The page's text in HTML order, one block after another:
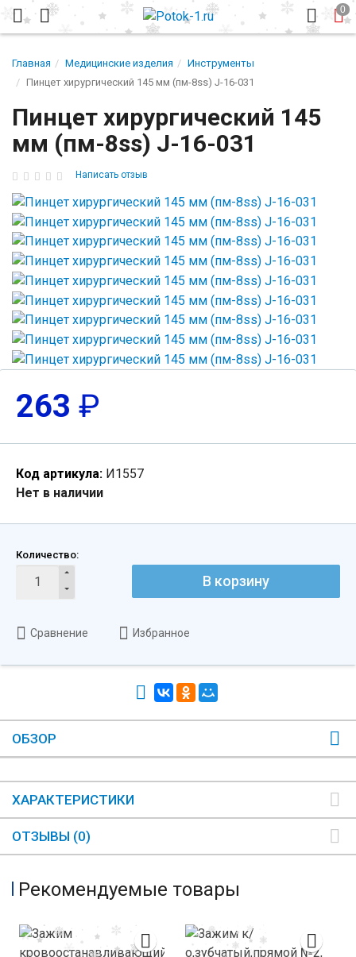
Главная Медицинские изделия
Инструменты
Пинцет хирургический 145 мм (пм-8ss) J-16-031
Пинцет хирургический 145
мм (пм-8ss) J-16-031
Написать отзыв
263 ₽
Код артикула: И1557
Нет в наличии
Количество:
В корзину
Сравнение Избранное
ОБЗОР
ХАРАКТЕРИСТИКИ
ОТЗЫВЫ (0)
Рекомендуемые товары